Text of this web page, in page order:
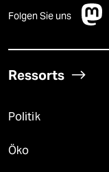
Folgen Sie uns
Ressorts
Politik
Öko